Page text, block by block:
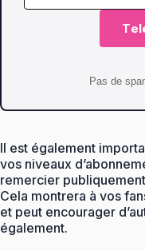
Pas de
Il est également
vos niveaux
remercier
Cela montrera à vos
et peut encourager
également.